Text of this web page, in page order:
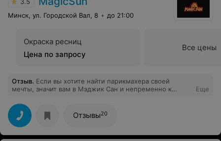
3.5
Минск, ул. Городской Вал, 8 до 21:00
Окраска ресниц
Цена по запросу
Все цены
Отзыв. Если вы хотите найти парикмахера своей
мечты, значит вам в Мэджик Сан и непременно к
счастливой. Вот уже много лет я хожу к ней и хочу
выразить огромную благодарность ей внимание, за
золотые ручки, за прекрасное настроение и душевный
комфорт. Катенька, Вы лучший парикмахер в мире.
Спасибо!!! Обожаю Вас
Еще
Отзывы20